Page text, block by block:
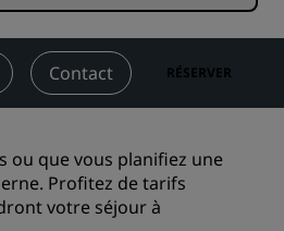
Rewards
Radisson Rewards
gagner des points
et Planners
Contact RÉSERVER
ou que vous planifiez une
Profitez de tarifs
votre séjour à